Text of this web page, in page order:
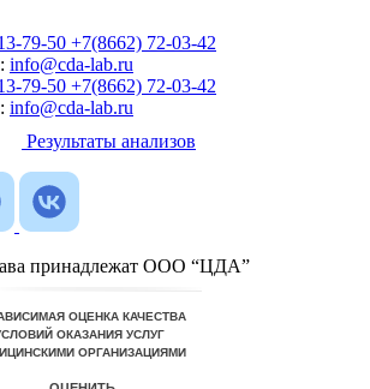
79-50 +7(8662) 72-03-42
info@cda-lab.ru
79-50 +7(8662) 72-03-42
info@cda-lab.ru
Результаты анализов
принадлежат ООО “ЦДА”